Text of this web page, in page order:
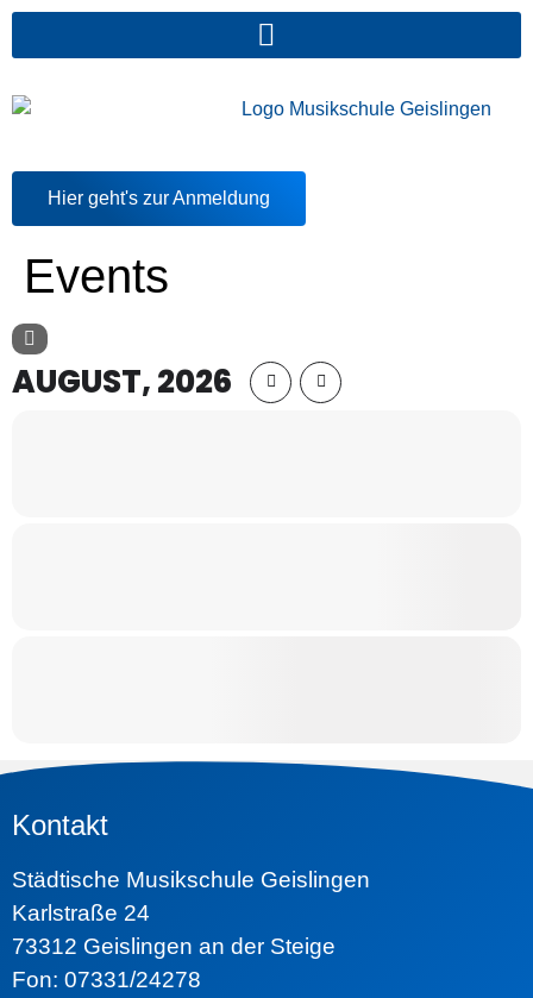
Hier geht's zur Anmeldung
Events
AUGUST, 2026
Kontakt
Städtische Musikschule Geislingen
Karlstraße 24
73312 Geislingen an der Steige
Fon: 07331/24278